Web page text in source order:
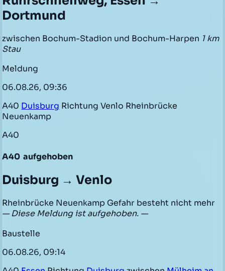
Dortmund
zwischen Bochum-Stadion und Bochum-Harpen 1 km
Stau
Meldung
06.08.26, 09:36
A40 Duisburg Richtung Venlo Rheinbrücke
Neuenkamp
A40
A40 aufgehoben
Duisburg → Venlo
Rheinbrücke Neuenkamp Gefahr besteht nicht mehr
— Diese Meldung ist aufgehoben. —
Baustelle
06.08.26, 09:14